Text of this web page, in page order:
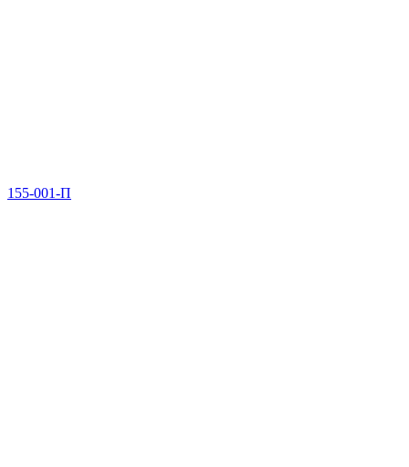
155-001-П